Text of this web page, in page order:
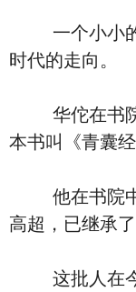
一个小小的
时代的走向。
华佗在书院
本书叫《青囊经
他在书院中
高超，已继承
这批人在今